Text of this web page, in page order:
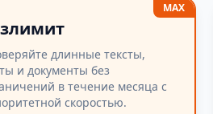
MAX
длинные тексты,
и документы без
в течение месяца с
скоростью.